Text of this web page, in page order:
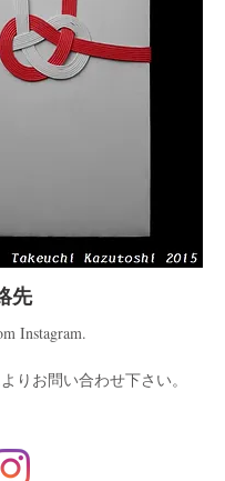
先
Instagram.
りお問い合わせ下さい。